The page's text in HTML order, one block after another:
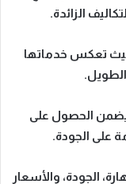
الزائدة.
تعكس خدماتها
الحصول على
على الجودة.
الجودة، والأسعار